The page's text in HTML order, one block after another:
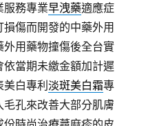
服務專業早洩藥適應症
傷而開發的中藥外用
外用藥物撞傷後全台實
依當期未繳金額加計遲
美白專利淡斑美白霜專
孔來改善大部分肌膚